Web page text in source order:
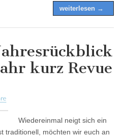
weiterlesen →
kurz Revue
Wiedereinmal neigt sich ein
traditionell, möchten wir euch an